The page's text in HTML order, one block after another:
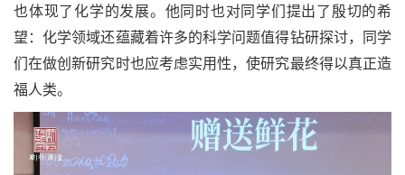
也体现了化学的发展。他同时也对同学们提出了殷切的希
望：化学领域还蕴藏着许多的科学问题值得钻研探讨，同学
们在做创新研究时也应考虑实用性，使研究最终得以真正造
福人类。